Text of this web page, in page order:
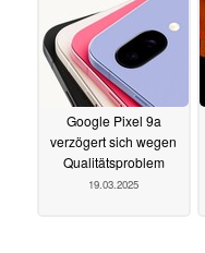
Google Pixel 9a
verzögert sich wegen
Qualitätsproblem
19.03.2025